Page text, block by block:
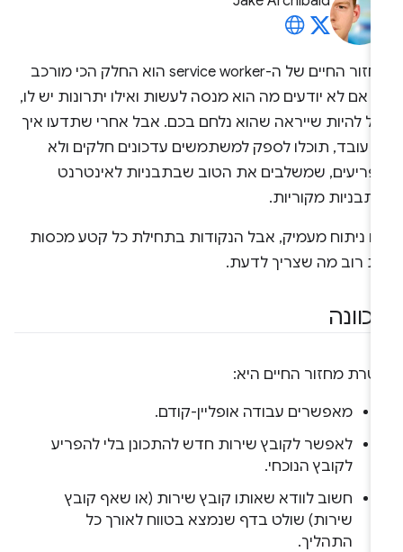
מחזור החיים של ה-service worker הוא החלק הכי מורכב
אם לא יודעים מה הוא מנסה לעשות ואילו יתרונות יש לו,
להיות שייראה שהוא נלחם בכם. אבל אחרי שתדעו איך
עובד, תוכלו לספק למשתמשים עדכונים חלקים ולא
שמשלבים את הטוב שבתבניות לאינטרנט
מקוריות.
ניתוח מעמיק, אבל הנקודות בתחילת כל קטע מכסות
רוב מה שצריך לדעת.
מחזור החיים היא:
מאפשרים עבודה אופליין-קודם.
לאפשר לקובץ שירות חדש להתכונן בלי להפריע
לקובץ הנוכחי.
חשוב לוודא שאותו קובץ שירות (או שאף קובץ
שירות) שולט בדף שנמצא בטווח לאורך כל
התהליך.